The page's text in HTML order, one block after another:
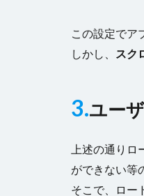
この設定でア
しかし、
スク
3.ユー
上述の通り
ができない等
そこで、ロー